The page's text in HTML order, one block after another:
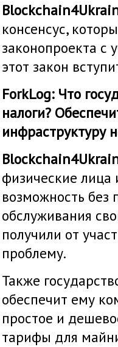
консенсус,
законопроекта с
этот закон
ForkLog: Что
налоги?
инфраструктуру
физические
возможность без
обслуживания
получили от
проблему.
Также
обеспечит ему
простое и
тарифы для